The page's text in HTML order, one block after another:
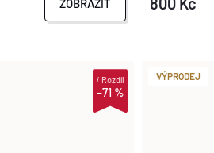
ZOBRAZIT
–71 %
iRozdíl VÝPRODEJ